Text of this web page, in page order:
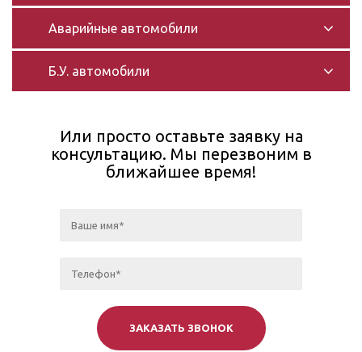
Аварийные автомобили
Б.У. автомобили
Или просто оставьте заявку на
консультацию. Мы перезвоним в
ближайшее время!